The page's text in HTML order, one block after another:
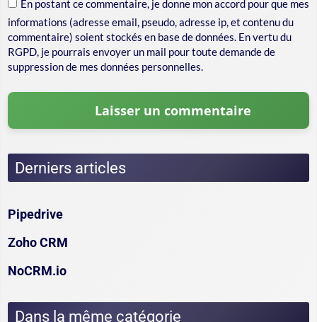
En postant ce commentaire, je donne mon accord pour que mes
informations (adresse email, pseudo, adresse ip, et contenu du
commentaire) soient stockés en base de données. En vertu du
RGPD, je pourrais envoyer un mail pour toute demande de
suppression de mes données personnelles.
Derniers articles
Pipedrive
Zoho CRM
NoCRM.io
Dans la même catégorie